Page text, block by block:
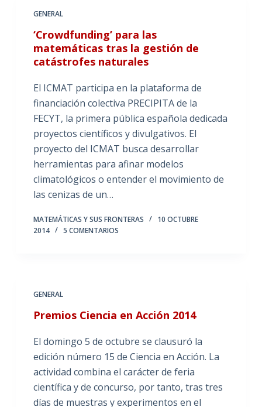
GENERAL
‘Crowdfunding’ para las
matemáticas tras la gestión de
catástrofes naturales
El ICMAT participa en la plataforma de
financiación colectiva PRECIPITA de la
FECYT, la primera pública española dedicada
proyectos científicos y divulgativos. El
proyecto del ICMAT busca desarrollar
herramientas para afinar modelos
climatológicos o entender el movimiento de
las cenizas de un…
MATEMÁTICAS Y SUS FRONTERAS
10 OCTUBRE
2014
5 COMENTARIOS
GENERAL
Premios Ciencia en Acción 2014
El domingo 5 de octubre se clausuró la
edición número 15 de Ciencia en Acción. La
actividad combina el carácter de feria
científica y de concurso, por tanto, tras tres
días de muestras y experimentos en el